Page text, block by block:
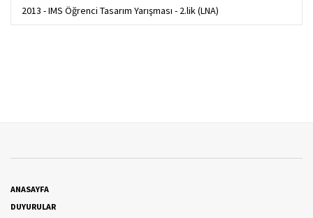
2013 - IMS Öğrenci Tasarım Yarışması - 2.lik (LNA)
ANASAYFA
DUYURULAR